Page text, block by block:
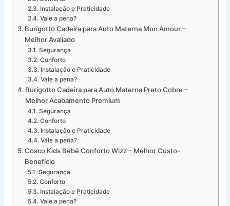
Instalação e Praticidade
Vale a pena?
Burigotto Cadeira para Auto Materna Mon Amour –
Melhor Avaliado
Segurança
Conforto
Instalação e Praticidade
Vale a pena?
Burigotto Cadeira para Auto Materna Preto Cobre –
Melhor Acabamento Premium
Segurança
Conforto
Instalação e Praticidade
Vale a pena?
Cosco Kids Bebê Conforto Wizz – Melhor Custo-
Benefício
Segurança
Conforto
Instalação e Praticidade
Vale a pena?